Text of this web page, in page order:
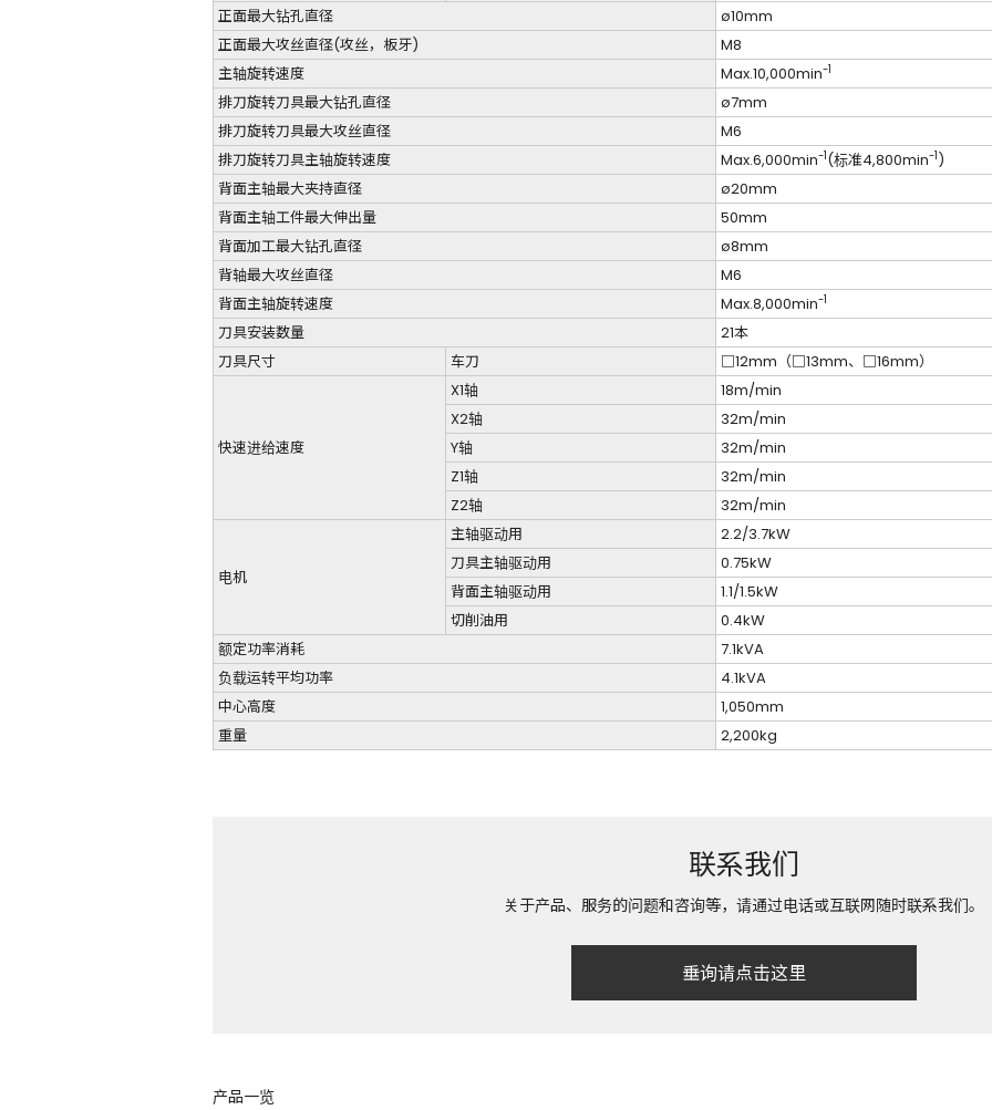
正面最大钻孔直径
ø10mm
正面最大攻丝直径(攻丝，板牙)
M8
主轴旋转速度
Max.10,000min-1
排刀旋转刀具最大钻孔直径
ø7mm
排刀旋转刀具最大攻丝直径
M6
排刀旋转刀具主轴旋转速度
Max.6,000min-1 (标准4,800min-1 )
背面主轴最大夹持直径
ø20mm
背面主轴工件最大伸出量
50mm
背面加工最大钻孔直径
ø8mm
背轴最大攻丝直径
M6
背面主轴旋转速度
Max.8,000min-1
刀具安装数量
21本
刀具尺寸
车刀 □12mm（□13mm、□16mm）
快速进给速度
X1轴
18m/min
X2轴
32m/min
Y轴
32m/min
Z1轴
32m/min
Z2轴
32m/min
电机
主轴驱动用
2.2/3.7kW
刀具主轴驱动用
0.75kW
背面主轴驱动用
1.1/1.5kW
切削油用
0.4kW
额定功率消耗
7.1kVA
负载运转平均功率
4.1kVA
中心高度
1,050mm
重量
2,200kg
联系我们
关于产品、服务的问题和咨询等，请通过电话或互联网随时联系我们。
垂询请点击这里
产品一览